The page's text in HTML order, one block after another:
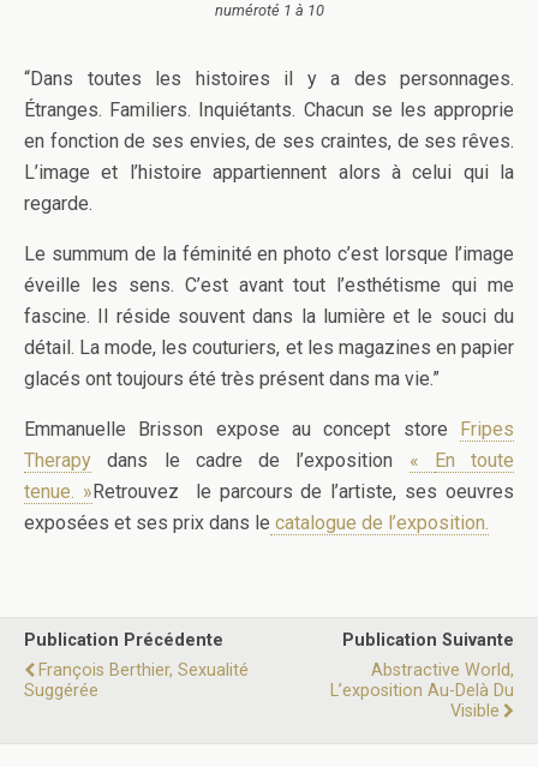
numéroté 1 à 10
“Dans toutes les histoires il y a des personnages.
Étranges. Familiers. Inquiétants. Chacun se les approprie
en fonction de ses envies, de ses craintes, de ses rêves.
L’image et l’histoire appartiennent alors à celui qui la
regarde.
Le summum de la féminité en photo c’est lorsque l’image
éveille les sens. C’est avant tout l’esthétisme qui me
fascine. Il réside souvent dans la lumière et le souci du
détail. La mode, les couturiers, et les magazines en papier
glacés ont toujours été très présent dans ma vie.”
Emmanuelle Brisson expose au concept store
Fripes
Therapy dans le cadre de l’exposition «
En toute
tenue. » Retrouvez le parcours de l’artiste, ses oeuvres
exposées et ses prix dans le catalogue de l’exposition.
Publication Précédente
François Berthier, Sexualité
Suggérée
Publication Suivante
Abstractive World,
L’exposition Au-Delà Du
Visible